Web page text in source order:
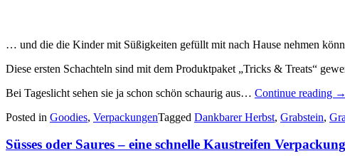
… und die die Kinder mit Süßigkeiten gefüllt mit nach Hause nehmen
Diese ersten Schachteln sind mit dem Produktpaket „Tricks & Treats“
Bei Tageslicht sehen sie ja schon schön schaurig aus… Continue reading →
Posted in Goodies, VerpackungenTagged Dankbarer Herbst, Grabstein,
Süsses oder Saures – eine schnelle Kaustreifen